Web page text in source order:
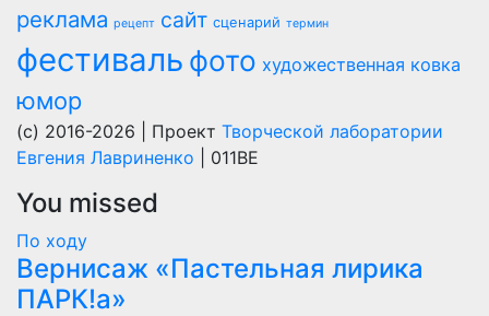
реклама рецепт сайт сценарий термин
фестиваль фото художественная ковка
юмор
(c) 2016-2026 | Проект Творческой лаборатории
Евгения Лавриненко | 011BE
You missed
По ходу
Вернисаж «Пастельная лирика
ПАРК!а»